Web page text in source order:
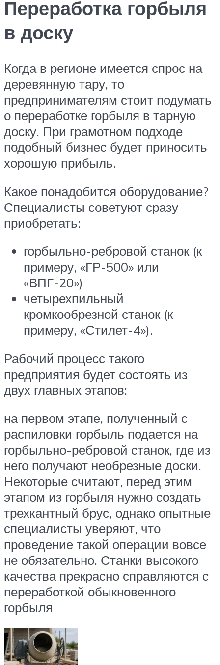
Переработка горбыля
в доску
Когда в регионе имеется спрос на
деревянную тару, то
предпринимателям стоит подумать
о переработке горбыля в тарную
доску. При грамотном подходе
подобный бизнес будет приносить
хорошую прибыль.
Какое понадобится оборудование?
Специалисты советуют сразу
приобретать:
горбыльно-ребровой станок (к
примеру, «ГР-500» или
«ВПГ-20»)
четырехпильный
кромкообрезной станок (к
примеру, «Стилет-4»).
Рабочий процесс такого
предприятия будет состоять из
двух главных этапов:
на первом этапе, полученный с
распиловки горбыль подается на
горбыльно-ребровой станок, где из
него получают необрезные доски.
Некоторые считают, перед этим
этапом из горбыля нужно создать
трехкантный брус, однако опытные
специалисты уверяют, что
проведение такой операции вовсе
не обязательно. Станки высокого
качества прекрасно справляются с
переработкой обыкновенного
горбыля